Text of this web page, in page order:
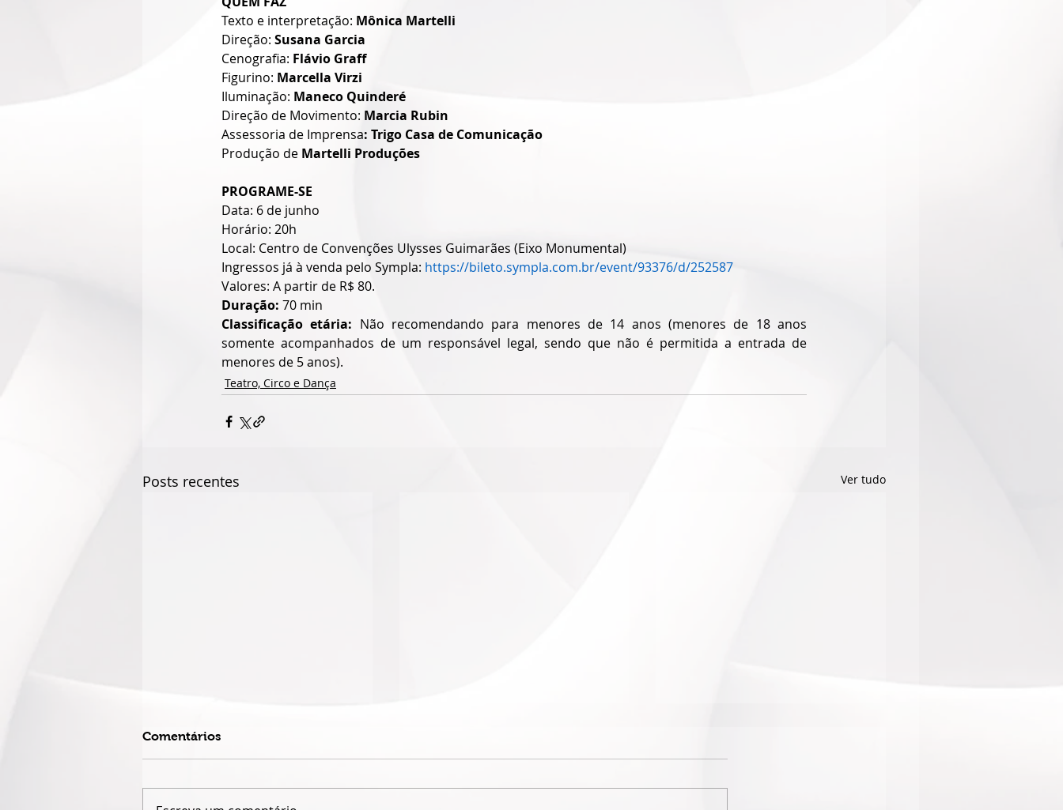
Texto e interpretação: Mônica Martelli
Direção: Susana Garcia
Cenografia: Flávio Graff
Figurino: Marcella Virzi
Iluminação: Maneco Quinderé
Direção de Movimento: Marcia Rubin
Assessoria de Imprensa: Trigo Casa de Comunicação
Produção de Martelli Produções
PROGRAME-SE
Data: 6 de junho
Horário: 20h
Local: Centro de Convenções Ulysses Guimarães (Eixo Monumental)
Ingressos já à venda pelo Sympla: https://bileto.sympla.com.br/event/93376/d/252587
Valores: A partir de R$ 80.
Duração: 70 min
Classificação etária: Não recomendando para menores de 14 anos (menores de 18 anos
somente acompanhados de um responsável legal, sendo que não é permitida a entrada de
menores de 5 anos).
Teatro, Circo e Dança
Posts recentes Ver tudo
Comentários